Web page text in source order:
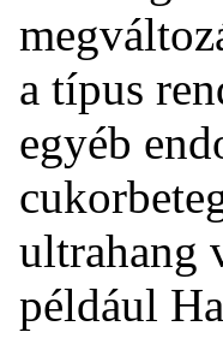
a típus
egyéb
ultrahang
például